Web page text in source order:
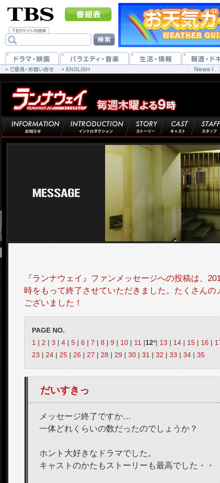
『ランナウェイ』ファンメッセージへの投稿は、
時をもって終了させていただきました。たくさんの
ございました！
PAGE NO.
1
2 3 4 5 6 7 8 9 10 11 12*| 13 14 15 16
23
24 25 26 27 28 29 30 31 32 33 34 35
だいすきっ
メッセージ終了ですか…
一体どれくらいの数だったのでしょうか？
ホント大好きなドラマでした。
キャストのかたもストーリーも最高でした・・